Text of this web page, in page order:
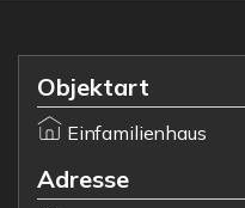
Objektart
Einfamilienhaus
Adresse